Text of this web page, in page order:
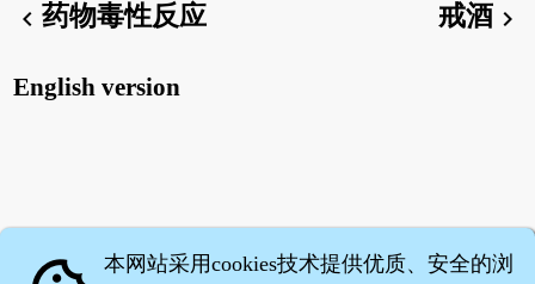
chevron_left药物毒性反应 戒酒 chevron_right
English version
本网站采用cookies技术提供优质、安全的浏